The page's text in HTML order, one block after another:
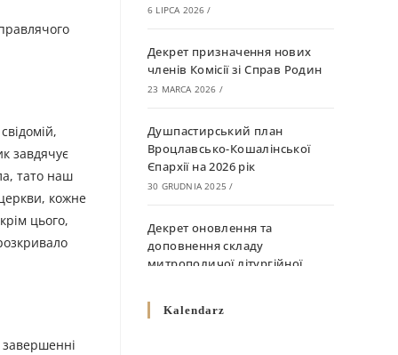
завдячує
тато наш
кожне
цього,
завершенні
6 LIPCA 2026 /
Декрет призначення нових
членів Комісії зі Справ Родин
23 MARCA 2026 /
Душпастирський план
Вроцлавсько-Кошалінської
Єпархії на 2026 рік
30 GRUDNIA 2025 /
Декрет оновлення та
доповнення складу
митрополичої літургійної
10 GRUDNIA 2025
Kalendarz